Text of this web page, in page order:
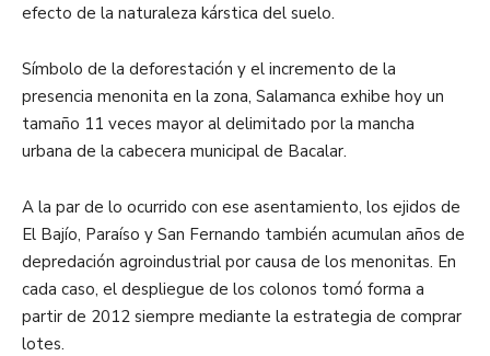
efecto de la naturaleza kárstica del suelo.
Símbolo de la deforestación y el incremento de la
presencia menonita en la zona, Salamanca exhibe hoy un
tamaño 11 veces mayor al delimitado por la mancha
urbana de la cabecera municipal de Bacalar.
A la par de lo ocurrido con ese asentamiento, los ejidos de
El Bajío, Paraíso y San Fernando también acumulan años de
depredación agroindustrial por causa de los menonitas. En
cada caso, el despliegue de los colonos tomó forma a
partir de 2012 siempre mediante la estrategia de comprar
lotes.